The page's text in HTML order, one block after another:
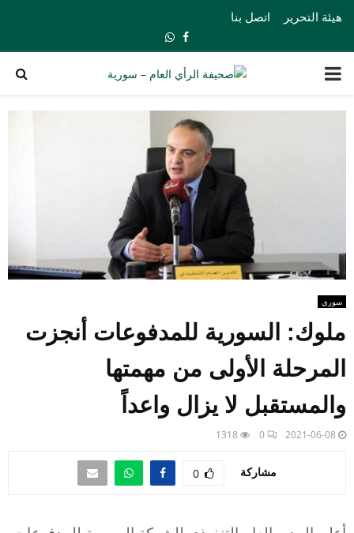
هيئة التحرير اتصل بنا
Facebook
Whatsapp
PRIMARY
MENU
سوري
ملوك: السورية للمدفوعات أنجزت
المرحلة الأولى من مهمتها
والمستقبل لا يزال واعداً
2021-06-08
0
1318
مشاركة 0